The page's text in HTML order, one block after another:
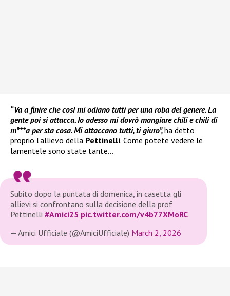
“Va a finire che così mi odiano tutti per una roba del genere. La
gente poi si attacca. Io adesso mi dovrò mangiare chili e chili di
m***a per sta cosa. Mi attaccano tutti, ti giuro”,ha detto
proprio l’allievo della Pettinelli. Come potete vedere le
lamentele sono state tante…
Subito dopo la puntata di domenica, in casetta gli
allievi si confrontano sulla decisione della prof
Pettinelli #Amici25 pic.twitter.com/v4b77XMoRC
— Amici Ufficiale (@AmiciUfficiale) March 2, 2026